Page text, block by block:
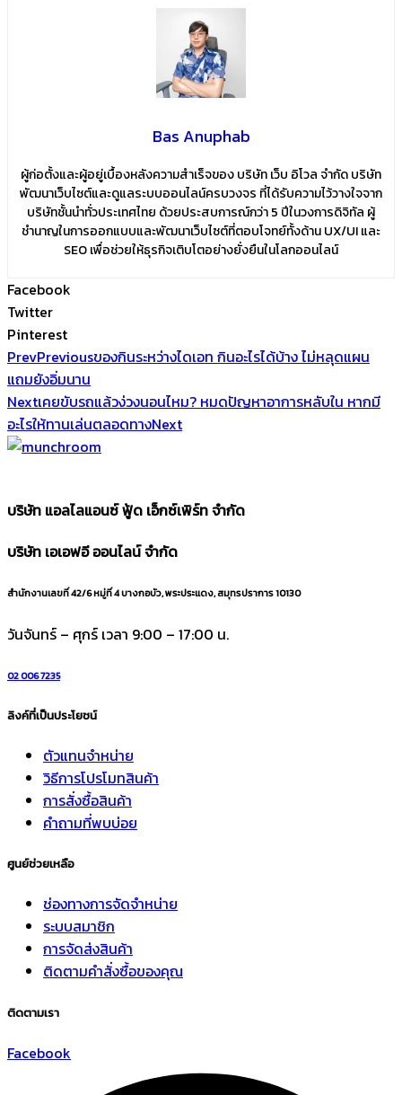
Bas Anuphab
ผู้ก่อตั้งและผู้อยู่เบื้องหลังความสำเร็จของ บริษัท เว็บ อิโวล จำกัด บริษัท
พัฒนาเว็บไซต์และดูแลระบบออนไลน์ครบวงจร ที่ได้รับความไว้วางใจจาก
บริษัทชั้นนำทั่วประเทศไทย ด้วยประสบการณ์กว่า 5 ปีในวงการดิจิทัล ผู้
ชำนาญในการออกแบบและพัฒนาเว็บไซต์ที่ตอบโจทย์ทั้งด้าน UX/UI และ
SEO เพื่อช่วยให้ธุรกิจเติบโตอย่างยั่งยืนในโลกออนไลน์
Facebook
Twitter
Pinterest
PrevPreviousของกินระหว่างไดเอท กินอะไรได้บ้าง ไม่หลุดแผน
แถมยังอิ่มนาน
Nextเคยขับรถแล้วง่วงนอนไหม? หมดปัญหาอาการหลับใน หากมี
อะไรให้ทานเล่นตลอดทางNext
บริษัท แอลไลแอนซ์ ฟู้ด เอ็กซ์เพิร์ท จำกัด
บริษัท เอเอฟอี ออนไลน์ จำกัด
สำนักงานเลขที่ 42/6 หมู่ที่ 4 บางกอบัว, พระประแดง, สมุทรปราการ 10130
วันจันทร์ – ศุกร์ เวลา 9:00 – 17:00 น.
02 006 7235
ลิงค์ที่เป็นประโยชน์
ตัวแทนจำหน่าย
วิธีการโปรโมทสินค้า
การสั่งซื้อสินค้า
คำถามที่พบบ่อย
ศูนย์ช่วยเหลือ
ช่องทางการจัดจำหน่าย
ระบบสมาชิก
การจัดส่งสินค้า
ติดตามคำสั่งซื้อของคุณ
ติดตามเรา
Facebook